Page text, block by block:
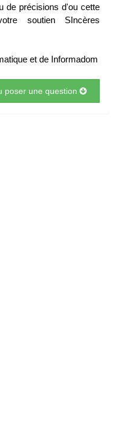
de précisions d'ou cette
soutien SIncères
et de Informadom
poser une question